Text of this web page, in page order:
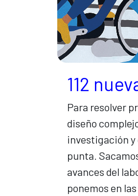
112
Para resolver
diseño
investigación y
punta.
avances del
ponemos en